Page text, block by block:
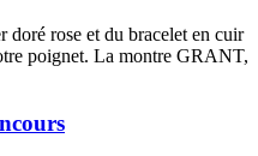
doré rose et du bracelet en cuir
poignet. La montre GRANT,